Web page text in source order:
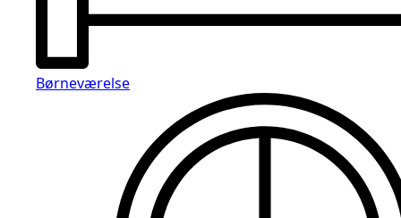
Børneværelse